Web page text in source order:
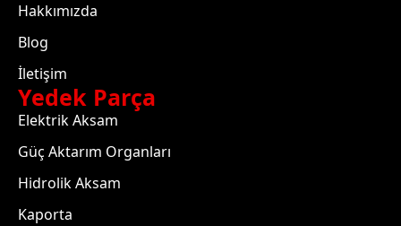
Hakkımızda
Blog
İletişim
Yedek Parça
Elektrik Aksam
Güç Aktarım Organları
Hidrolik Aksam
Kaporta